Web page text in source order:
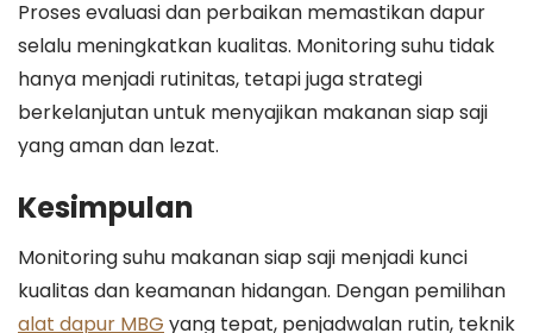
Proses evaluasi dan perbaikan memastikan dapur
selalu meningkatkan kualitas. Monitoring suhu tidak
hanya menjadi rutinitas, tetapi juga strategi
berkelanjutan untuk menyajikan makanan siap saji
yang aman dan lezat.
Kesimpulan
Monitoring suhu makanan siap saji menjadi kunci
kualitas dan keamanan hidangan. Dengan pemilihan
alat dapur MBG yang tepat, penjadwalan rutin, teknik